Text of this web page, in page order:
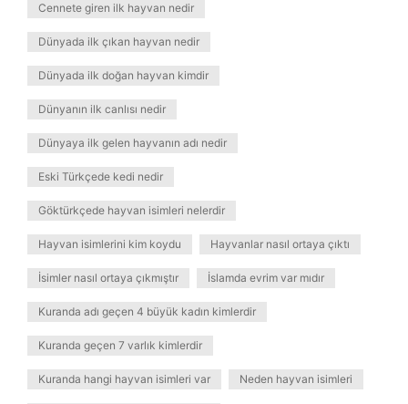
Cennete giren ilk hayvan nedir
Dünyada ilk çıkan hayvan nedir
Dünyada ilk doğan hayvan kimdir
Dünyanın ilk canlısı nedir
Dünyaya ilk gelen hayvanın adı nedir
Eski Türkçede kedi nedir
Göktürkçede hayvan isimleri nelerdir
Hayvan isimlerini kim koydu Hayvanlar nasıl ortaya çıktı
İsimler nasıl ortaya çıkmıştır İslamda evrim var mıdır
Kuranda adı geçen 4 büyük kadın kimlerdir
Kuranda geçen 7 varlık kimlerdir
Kuranda hangi hayvan isimleri var Neden hayvan isimleri